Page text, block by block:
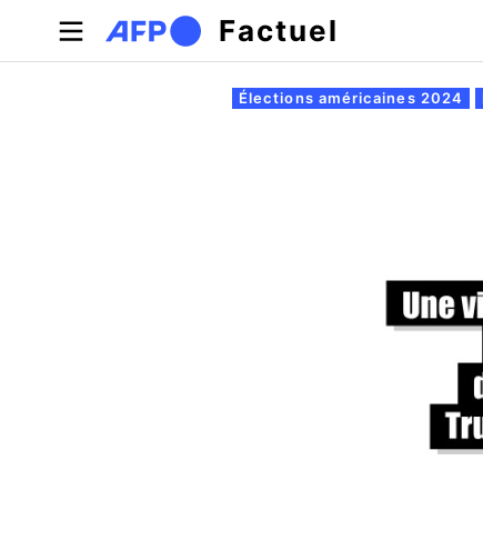
Aller au contenu principal
Factuel
Onglets principaux
Élections américaines 2024